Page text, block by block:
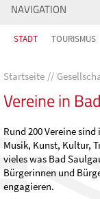
NAVIGATION
STADT TOURISMUS
Startseite
Vereine in
Rund 200 Vereine
Musik, Kunst, Kultur,
vieles was Bad
Bürgerinnen und
engagieren.